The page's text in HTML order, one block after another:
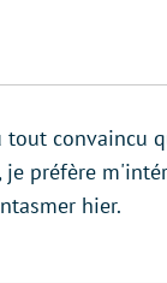
tout convaincu
je préfère
hier.